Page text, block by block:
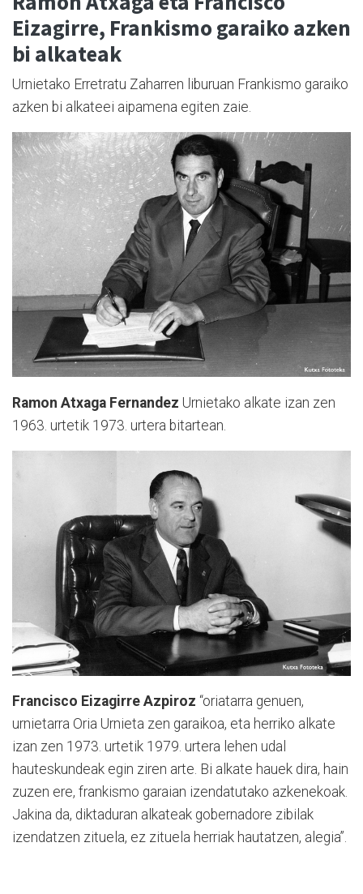
Eizagirre, Frankismo garaiko azken
bi alkateak
Urnietako Erretratu Zaharren liburuan Frankismo garaiko
azken bi alkateei aipamena egiten zaie.
Ramon Atxaga Fernandez Urnietako alkate izan zen
1963. urtetik 1973. urtera bitartean.
Francisco Eizagirre Azpiroz “oriatarra genuen,
urnietarra Oria Urnieta zen garaikoa, eta herriko alkate
izan zen 1973. urtetik 1979. urtera lehen udal
hauteskundeak egin ziren arte. Bi alkate hauek dira, hain
zuzen ere, frankismo garaian izendatutako azkenekoak.
Jakina da, diktaduran alkateak gobernadore zibilak
izendatzen zituela, ez zituela herriak hautatzen, alegia”.